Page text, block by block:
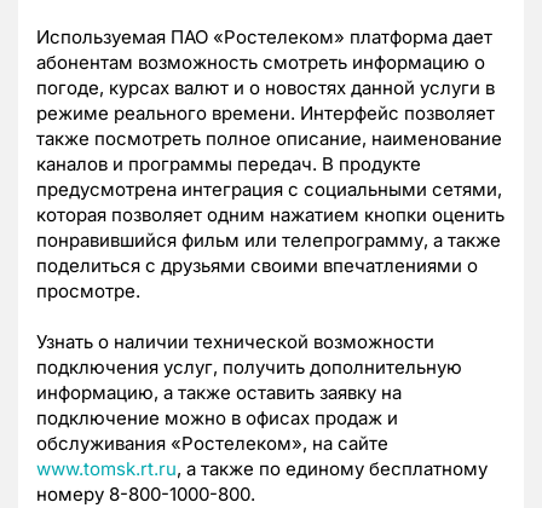
Используемая ПАО «Ростелеком» платформа дает
абонентам возможность смотреть информацию о
погоде, курсах валют и о новостях данной услуги в
режиме реального времени. Интерфейс позволяет
также посмотреть полное описание, наименование
каналов и программы передач. В продукте
предусмотрена интеграция с социальными сетями,
которая позволяет одним нажатием кнопки оценить
понравившийся фильм или телепрограмму, а также
поделиться с друзьями своими впечатлениями о
просмотре.
Узнать о наличии технической возможности
подключения услуг, получить дополнительную
информацию, а также оставить заявку на
подключение можно в офисах продаж и
обслуживания «Ростелеком», на сайте
www.tomsk.rt.ru, а также по единому бесплатному
номеру 8-800-1000-800.